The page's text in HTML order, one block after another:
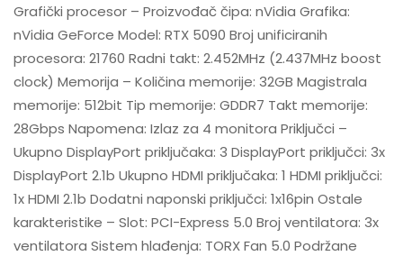
Grafički procesor – Proizvođač čipa: nVidia Grafika:
nVidia GeForce Model: RTX 5090 Broj unificiranih
procesora: 21760 Radni takt: 2.452MHz (2.437MHz boost
clock) Memorija – Količina memorije: 32GB Magistrala
memorije: 512bit Tip memorije: GDDR7 Takt memorije:
28Gbps Napomena: Izlaz za 4 monitora Priključci –
Ukupno DisplayPort priključaka: 3 DisplayPort priključci: 3x
DisplayPort 2.1b Ukupno HDMI priključaka: 1 HDMI priključci:
1x HDMI 2.1b Dodatni naponski priključci: 1x16pin Ostale
karakteristike – Slot: PCI-Express 5.0 Broj ventilatora: 3x
ventilatora Sistem hlađenja: TORX Fan 5.0 Podržane